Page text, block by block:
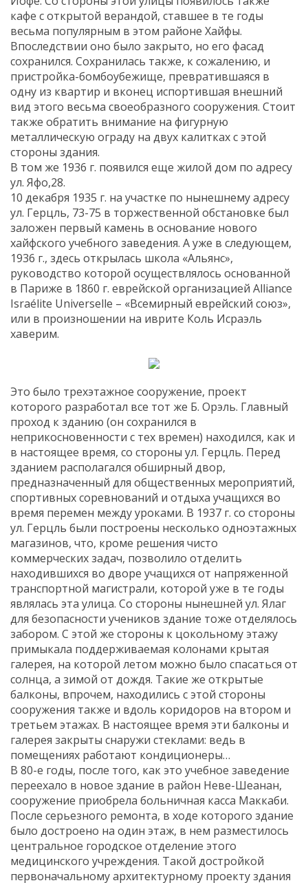
кафе с открытой верандой, ставшее в те годы
весьма популярным в этом районе Хайфы.
Впоследствии оно было закрыто, но его фасад
сохранился. Сохранилась также, к сожалению, и
пристройка-бомбоубежище, превратившаяся в
одну из квартир и вконец испортившая внешний
вид этого весьма своеобразного сооружения. Стоит
также обратить внимание на фигурную
металлическую ограду на двух калитках с этой
стороны здания.
В том же 1936 г. появился еще жилой дом по адресу
ул. Яфо,28.
10 декабря 1935 г. на участке по нынешнему адресу
ул. Герцль, 73-75 в торжественной обстановке был
заложен первый камень в основание нового
хайфского учебного заведения. А уже в следующем,
1936 г., здесь открылась школа «Альянс»,
руководство которой осуществлялось основанной
в Париже в 1860 г. еврейской организацией Alliance
Israélite Universelle – «Всемирный еврейский союз»,
или в произношении на иврите Коль Исраэль
хаверим.
Это было трехэтажное сооружение, проект
которого разработал все тот же Б. Орэль. Главный
проход к зданию (он сохранился в
неприкосновенности с тех времен) находился, как и
в настоящее время, со стороны ул. Герцль. Перед
зданием располагался обширный двор,
предназначенный для общественных мероприятий,
спортивных соревнований и отдыха учащихся во
время перемен между уроками. В 1937 г. со стороны
ул. Герцль были построены несколько одноэтажных
магазинов, что, кроме решения чисто
коммерческих задач, позволило отделить
находившихся во дворе учащихся от напряженной
транспортной магистрали, которой уже в те годы
являлась эта улица. Со стороны нынешней ул. Ялаг
для безопасности учеников здание тоже отделялось
забором. С этой же стороны к цокольному этажу
примыкала поддерживаемая колонами крытая
галерея, на которой летом можно было спасаться от
солнца, а зимой от дождя. Такие же открытые
балконы, впрочем, находились с этой стороны
сооружения также и вдоль коридоров на втором и
третьем этажах. В настоящее время эти балконы и
галерея закрыты снаружи стеклами: ведь в
помещениях работают кондиционеры…
В 80-е годы, после того, как это учебное заведение
переехало в новое здание в район Неве-Шеанан,
сооружение приобрела больничная касса Маккаби.
После серьезного ремонта, в ходе которого здание
было достроено на один этаж, в нем разместилось
центральное городское отделение этого
медицинского учреждения. Такой достройкой
первоначальному архитектурному проекту здания